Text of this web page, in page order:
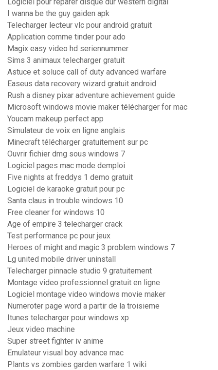
Logiciel pour reparer disque dur western digital
I wanna be the guy gaiden apk
Telecharger lecteur vlc pour android gratuit
Application comme tinder pour ado
Magix easy video hd seriennummer
Sims 3 animaux telecharger gratuit
Astuce et soluce call of duty advanced warfare
Easeus data recovery wizard gratuit android
Rush a disney pixar adventure achievement guide
Microsoft windows movie maker télécharger for mac
Youcam makeup perfect app
Simulateur de voix en ligne anglais
Minecraft télécharger gratuitement sur pc
Ouvrir fichier dmg sous windows 7
Logiciel pages mac mode demploi
Five nights at freddys 1 demo gratuit
Logiciel de karaoke gratuit pour pc
Santa claus in trouble windows 10
Free cleaner for windows 10
Age of empire 3 telecharger crack
Test performance pc pour jeux
Heroes of might and magic 3 problem windows 7
Lg united mobile driver uninstall
Telecharger pinnacle studio 9 gratuitement
Montage video professionnel gratuit en ligne
Logiciel montage video windows movie maker
Numeroter page word a partir de la troisieme
Itunes telecharger pour windows xp
Jeux video machine
Super street fighter iv anime
Emulateur visual boy advance mac
Plants vs zombies garden warfare 1 wiki